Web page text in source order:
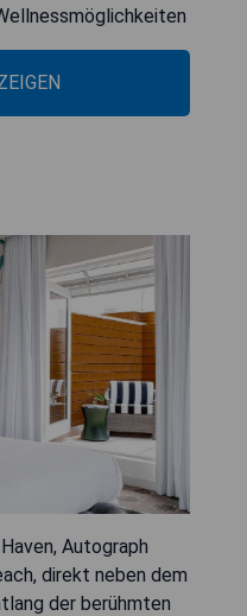
Autograph
direkt neben dem
der berühmten